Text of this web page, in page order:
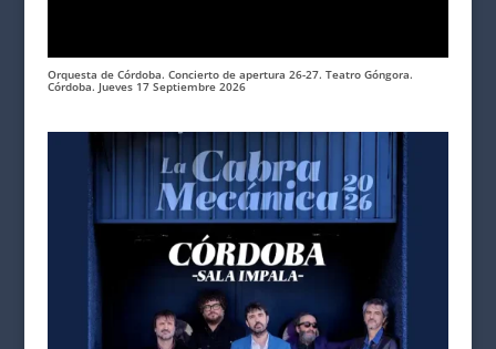
Orquesta de Córdoba. Concierto de apertura 26-27. Teatro Góngora.
Córdoba. Jueves 17 Septiembre 2026